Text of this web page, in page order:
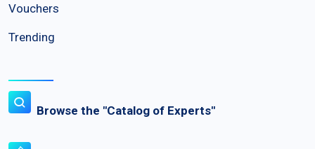
Vouchers
Trending
Browse the "Catalog of Experts"